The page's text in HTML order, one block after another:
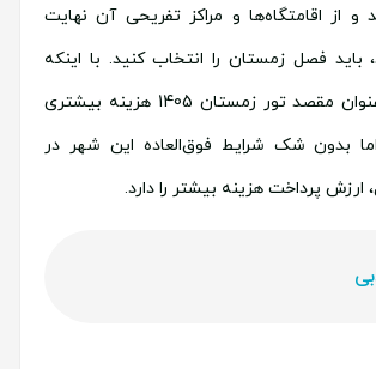
از اقامتگاه‌ها و مراکز تفریحی آن نهایت
باید فصل زمستان را انتخاب کنید. با اینکه
انتخاب دبی به‌عنوان مقصد تور زمستان 1405 هزینه بیشتری
اما بدون شک شرایط فوق‌العاده این شهر در
پرداخت هزینه بیشتر را دارد.